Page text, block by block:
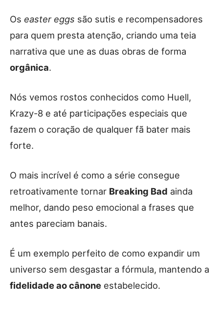
Os easter eggs são sutis e recompensadores
para quem presta atenção, criando uma teia
narrativa que une as duas obras de forma
orgânica.
Nós vemos rostos conhecidos como Huell,
Krazy-8 e até participações especiais que
fazem o coração de qualquer fã bater mais
forte.
O mais incrível é como a série consegue
retroativamente tornar Breaking Bad ainda
melhor, dando peso emocional a frases que
antes pareciam banais.
É um exemplo perfeito de como expandir um
universo sem desgastar a fórmula, mantendo a
fidelidade ao cânone estabelecido.